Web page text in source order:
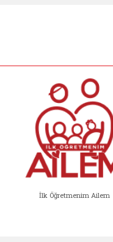
İlk Öğretmenim Ailem